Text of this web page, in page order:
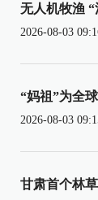
无人机牧渔
2026-08-03
“妈祖”为全
2026-08-03
甘肃首个林